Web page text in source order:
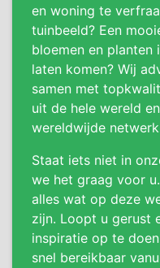
en woning te
tuinbeeld? Een
bloemen en
laten komen? Wij
samen met
uit de hele wereld
wereldwijde
Staat iets niet in
we het graag voor
alles wat op deze
zijn. Loopt u gerust
inspiratie op te
snel bereikbaar